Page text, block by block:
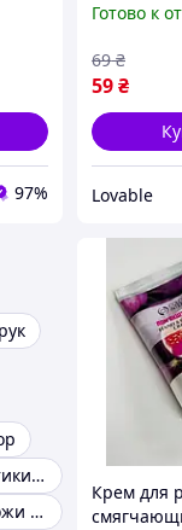
97%
Cream
Готово к
59₴
69 ₴
Lovable
Гелевые антисептики для рук
Крем для сухой кожи рук
Крем для